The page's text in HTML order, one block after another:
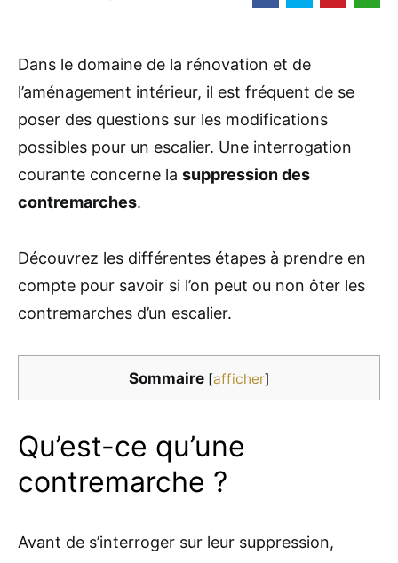
Dans le domaine de la rénovation et de
l’aménagement intérieur, il est fréquent de se
poser des questions sur les modifications
possibles pour un escalier. Une interrogation
courante concerne la suppression des
contremarches.
Découvrez les différentes étapes à prendre en
compte pour savoir si l’on peut ou non ôter les
contremarches d’un escalier.
Sommaire [afficher]
Qu’est-ce qu’une
contremarche ?
Avant de s’interroger sur leur suppression,